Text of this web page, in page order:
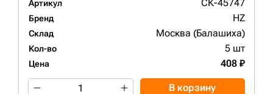
Артикул СК-45747
Бренд HZ
Склад Москва (Балашиха)
Кол-во 5 шт
Цена 408 ₽
В корзину